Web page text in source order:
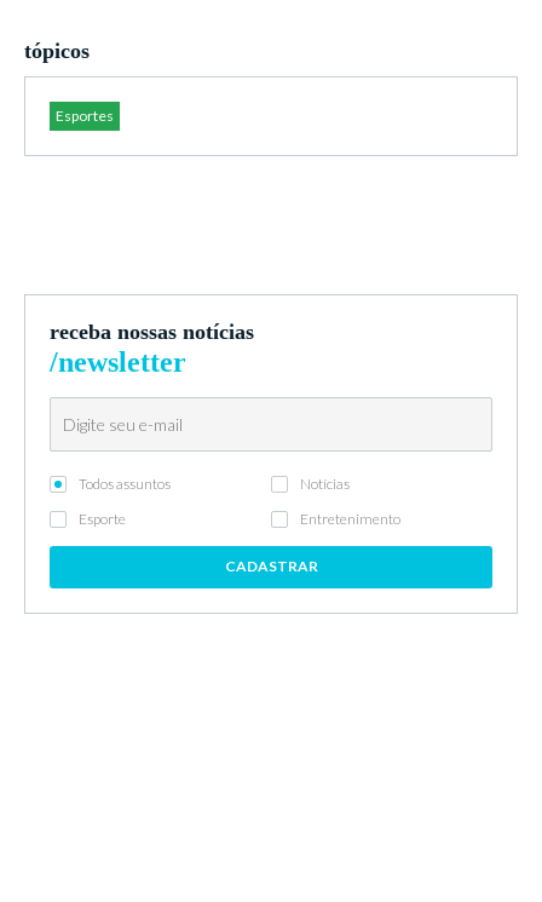
tópicos
Esportes
receba nossas notícias
/newsletter
Todos assuntos
Notícias
Esporte
Entretenimento
CADASTRAR